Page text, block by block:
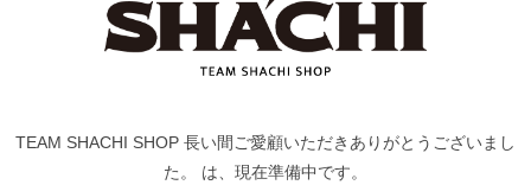
TEAM SHACHI SHOP 長い間ご愛顧いただきありがとうございまし
た。 は、現在準備中です。